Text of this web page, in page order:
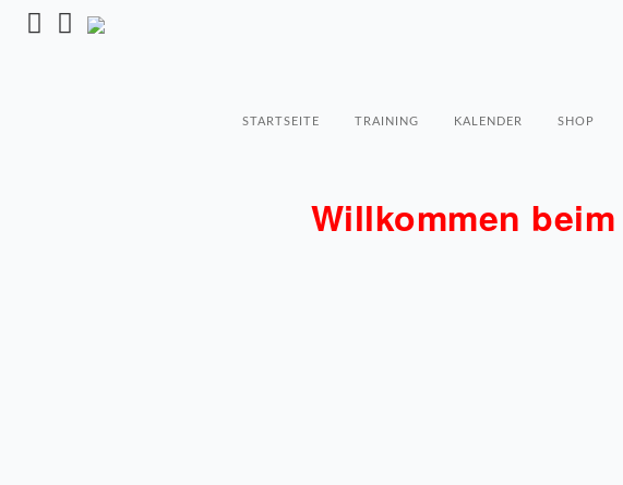
STARTSEITE TRAINING KALENDER SHOP
Willkommen